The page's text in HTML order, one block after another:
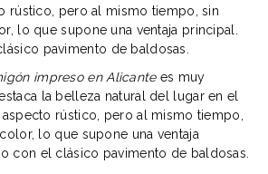
rústico, pero al mismo tiempo, sin
lo que supone una ventaja principal.
pavimento de baldosas.
impreso en Alicantees muy
la belleza natural del lugar en el
rústico, pero al mismo tiempo,
lo que supone una ventaja
con el clásico pavimento de baldosas.